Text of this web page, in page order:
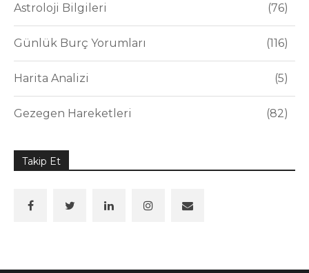
Astroloji Bilgileri 76
Günlük Burç Yorumları 116
Harita Analizi 5
Gezegen Hareketleri 82
Takip Et